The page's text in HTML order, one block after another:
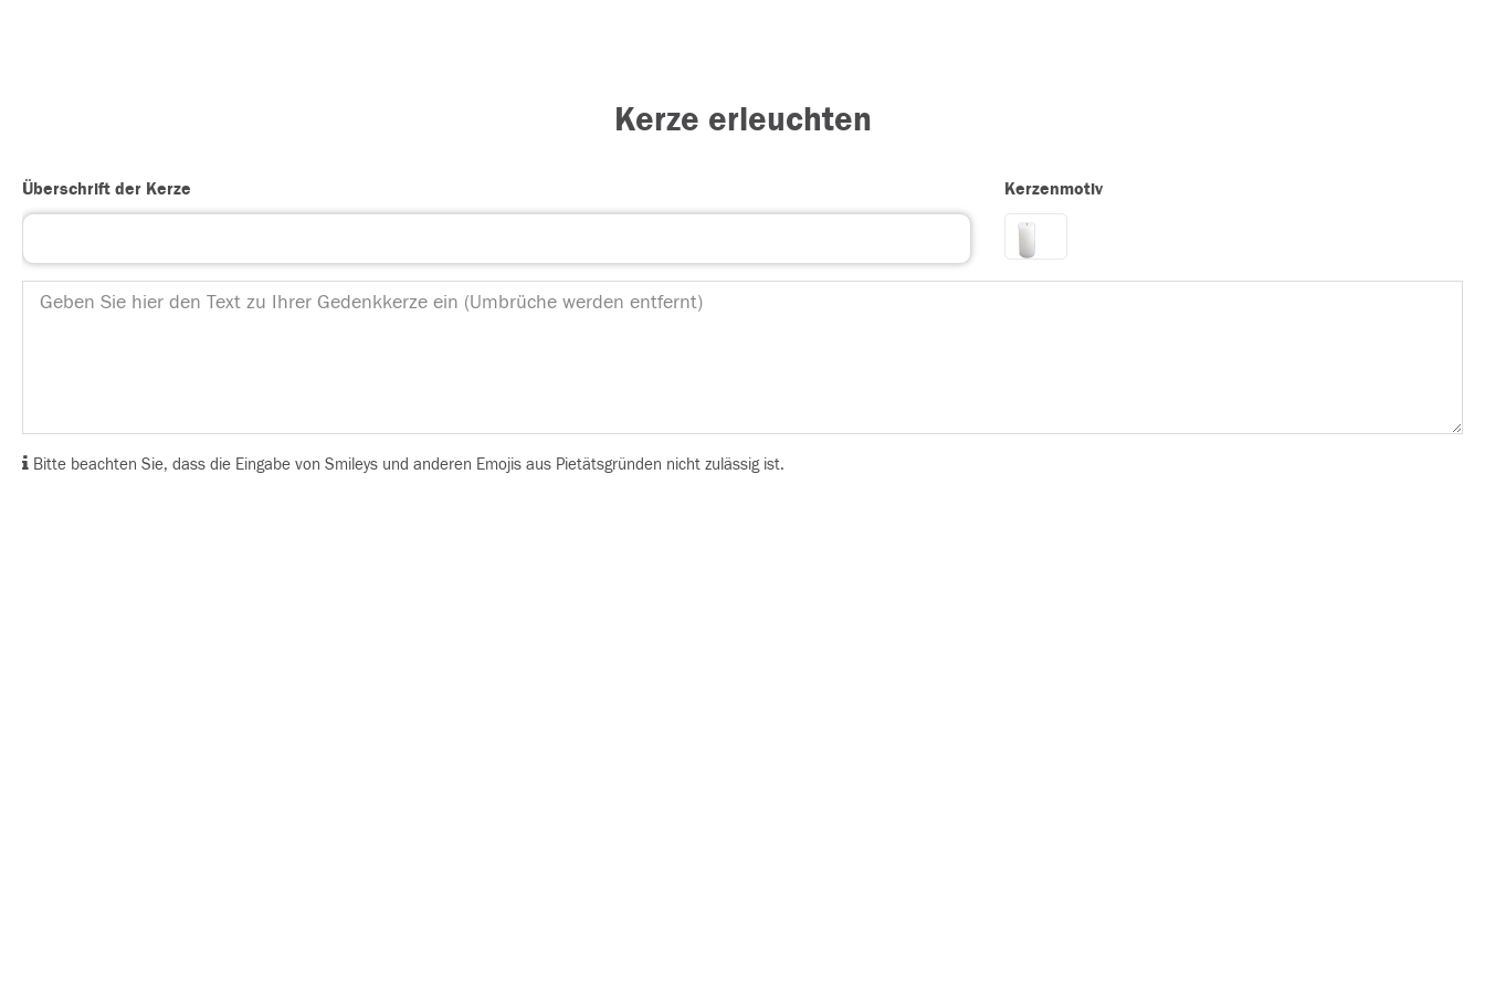
Kerze erleuchten
Überschrift der Kerze Kerzenmotiv
Bitte beachten Sie, dass die Eingabe von Smileys und anderen Emojis aus Pietätsgründen nicht zulässig ist.